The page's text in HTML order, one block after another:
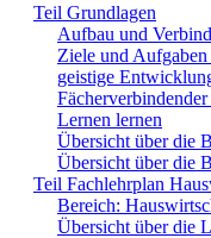
Teil Grundlagen
Aufbau und
Ziele und
geistige
Lernen lernen
Übersicht über die
Übersicht über die
Teil Fachlehrplan
Bereich:
Übersicht über die